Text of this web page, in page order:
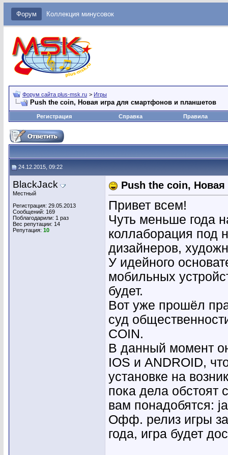
Форум Коллекция минусовок
Форум сайта plus-msk.ru > Игры
Push the coin, Новая игра для смартфонов и планшетов
Регистрация Справка Правила
24.12.2015, 09:22
BlackJack
Местный
Регистрация: 29.05.2013
Сообщений: 169
Поблагодарили: 1 раз
Вес репутации: 14
Репутация: 10
Push the coin,
Привет всем!
Чуть меньше года
коллаборация под
дизайнеров,
У идейного
мобильных
будет.
Вот уже прошёл
суд
COIN.
В данный момент
IOS и ANDROID,
установке на
пока дела обстоят
вам понадобятся:
Офф. релиз игры
года, игра будет